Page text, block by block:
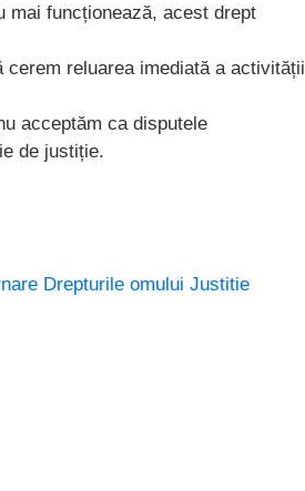
mai funcționează, acest drept
reluarea imediată a activității
acceptăm ca disputele
de justiție.
Drepturile omului Justitie